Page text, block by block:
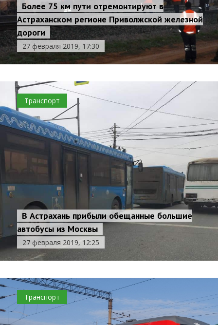
Более 75 км пути отремонтируют в
Астраханском регионе Приволжской железной
дороги
27 февраля 2019, 17:30
Транспорт
В Астрахань прибыли обещанные большие
автобусы из Москвы
27 февраля 2019, 12:25
Транспорт